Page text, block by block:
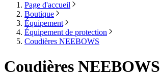
Page d'accueil
Boutique
Équipement
Équipement de protection
Coudières NEEBOWS
Coudières NEEBOWS